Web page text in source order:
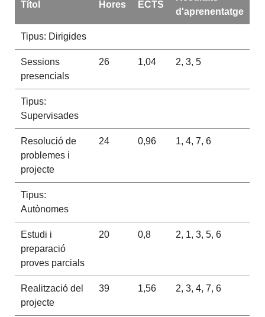
Títol Hores ECTS
d'aprenentatge
Tipus: Dirigides
Sessions
presencials
26 1,04 2, 3, 5
Tipus:
Supervisades
Resolució de
problemes i
projecte
24 0,96 1, 4, 7, 6
Tipus:
Autònomes
Estudi i
preparació
proves parcials
20 0,8 2, 1, 3, 5, 6
Realització del
projecte
39 1,56 2, 3, 4, 7, 6